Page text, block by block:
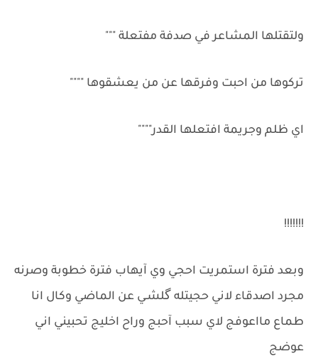
ولتقتلها المشاعر في صدفة مفتعلة """
تركوها من احبت وفرقها عن من يعشقوها """"
اي ظلم وجريمة افتعلها القدر""""
!!!!!!!
وبعد فترة استمريت احجي وي آيهاب فترة خطوبة وصرنه
مجرد اصدقاء لاني حجيتله گلشـي عن الماضي وكال انا
طماع مااعوفج لاي سبب آحبج وراح اخليج تحبيني اني
عوضج